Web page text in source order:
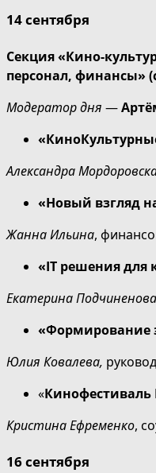
14 сентября
Секция «Кино-
персонал, финансы»
Модератор дня —
Александра
«Новый взгляд
Жанна Ильина,
«IT решения для
Екатерина
«Формирование
Юлия Ковалева,
«Кинофестиваль
Кристина Ефременко,
16 сентября